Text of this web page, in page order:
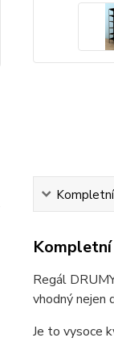
Regál
vhodný nejen
Je to vysoce